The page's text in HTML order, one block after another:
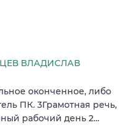
ВЛАДИСЛАВ
оконченное, либо
ПК. 3Грамотная речь,
рабочий день 2…